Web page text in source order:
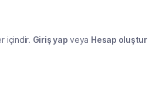
içindir. Giriş yap veya Hesap oluştur